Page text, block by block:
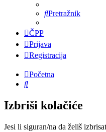
Pretražnik
ČPP
Prijava
Registracija
Početna
Pretražnik
Izbriši kolačiće
Jesi li siguran/na da želiš